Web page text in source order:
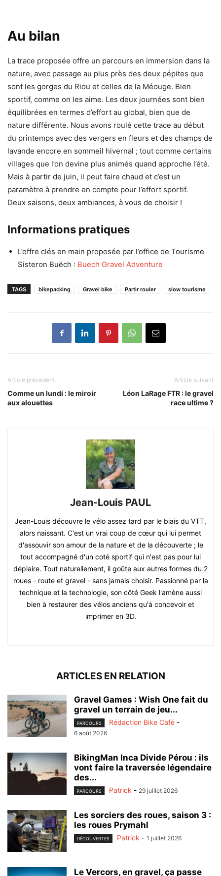
Au bilan
La trace proposée offre un parcours en immersion dans la
nature, avec passage au plus près des deux pépites que
sont les gorges du Riou et celles de la Méouge. Bien
sportif, comme on les aime. Les deux journées sont bien
équilibrées en termes d’effort au global, bien que de
nature différente. Nous avons roulé cette trace au début
du printemps avec des vergers en fleurs et des champs de
lavande encore en sommeil hivernal ; tout comme certains
villages que l’on devine plus animés quand approche l’été.
Mais à partir de juin, il peut faire chaud et c’est un
paramètre à prendre en compte pour l’effort sportif.
Deux saisons, deux ambiances, à vous de choisir !
Informations pratiques
L’offre clés en main proposée par l’office de Tourisme
Sisteron Buëch : Buech Gravel Adventure
TAGS bikepacking Gravel bike Partir rouler slow tourisme
Article précédent
Comme un lundi : le miroir
aux alouettes
Article suivant
Léon LaRage FTR : le gravel
race ultime ?
Jean-Louis PAUL
Jean-Louis découvre le vélo assez tard par le biais du VTT,
alors naissant. C'est un vrai coup de cœur qui lui permet
d'assouvir son amour de la nature et de la découverte ; le
tout accompagné d'un coté sportif qui n'est pas pour lui
déplaire. Tout naturellement, il goûte aux autres formes du 2
roues - route et gravel - sans jamais choisir. Passionné par la
technique et la technologie, son côté Geek l'amène aussi
bien à restaurer des vélos anciens qu'à concevoir et
imprimer en 3D.
ARTICLES EN RELATION
Gravel Games : Wish One fait du
gravel un terrain de jeu...
PARCOURS Rédaction Bike Café -
6 août 2026
BikingMan Inca Divide Pérou : ils
vont faire la traversée légendaire
des...
PARCOURS Patrick - 29 juillet 2026
Les sorciers des roues, saison 3 :
les roues Prymahl
DÉCOUVERTES Patrick - 1 juillet 2026
Le Vercors, en gravel, ça passe